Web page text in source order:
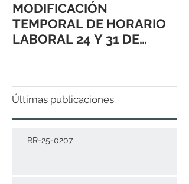
MODIFICACIÓN
TEMPORAL DE HORARIO
LABORAL 24 Y 31 DE
Últimas publicaciones
RR-25-0207